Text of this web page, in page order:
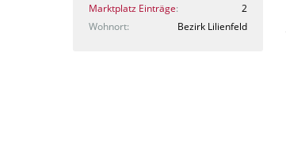
Marktplatz Einträge
2
Wohnort
Bezirk Lilienfeld